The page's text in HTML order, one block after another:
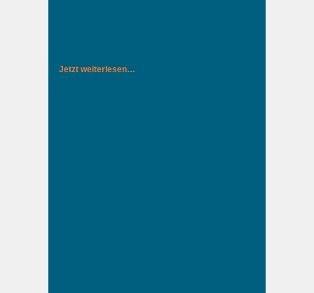
Jetzt weiterlesen…